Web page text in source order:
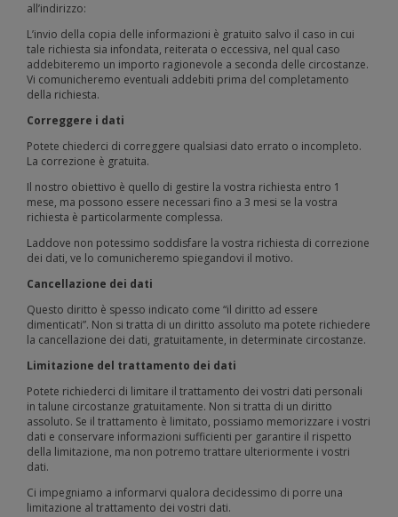
all’indirizzo:
L’invio della copia delle informazioni è gratuito salvo il caso in cui
tale richiesta sia infondata, reiterata o eccessiva, nel qual caso
addebiteremo un importo ragionevole a seconda delle circostanze.
Vi comunicheremo eventuali addebiti prima del completamento
della richiesta.
Correggere i dati
Potete chiederci di correggere qualsiasi dato errato o incompleto.
La correzione è gratuita.
Il nostro obiettivo è quello di gestire la vostra richiesta entro 1
mese, ma possono essere necessari fino a 3 mesi se la vostra
richiesta è particolarmente complessa.
Laddove non potessimo soddisfare la vostra richiesta di correzione
dei dati, ve lo comunicheremo spiegandovi il motivo.
Cancellazione dei dati
Questo diritto è spesso indicato come “il diritto ad essere
dimenticati”. Non si tratta di un diritto assoluto ma potete richiedere
la cancellazione dei dati, gratuitamente, in determinate circostanze.
Limitazione del trattamento dei dati
Potete richiederci di limitare il trattamento dei vostri dati personali
in talune circostanze gratuitamente. Non si tratta di un diritto
assoluto. Se il trattamento è limitato, possiamo memorizzare i vostri
dati e conservare informazioni sufficienti per garantire il rispetto
della limitazione, ma non potremo trattare ulteriormente i vostri
dati.
Ci impegniamo a informarvi qualora decidessimo di porre una
limitazione al trattamento dei vostri dati.